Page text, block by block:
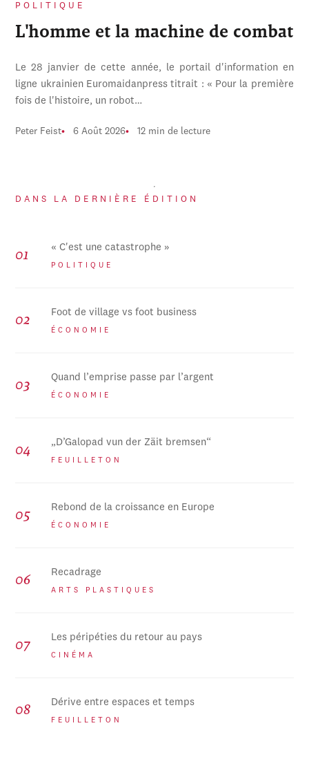
POLITIQUE
L'homme et la machine de combat
Le 28 janvier de cette année, le portail d'information en
ligne ukrainien Euromaidanpress titrait : « Pour la première
fois de l'histoire, un robot…
Peter Feist 6 Août 2026 12 min de lecture
DANS LA DERNIÈRE ÉDITION
« C'est une catastrophe »
POLITIQUE
Foot de village vs foot business
ÉCONOMIE
Quand l’emprise passe par l’argent
ÉCONOMIE
„D’Galopad vun der Zäit bremsen“
FEUILLETON
Rebond de la croissance en Europe
ÉCONOMIE
Recadrage
ARTS PLASTIQUES
Les péripéties du retour au pays
CINÉMA
Dérive entre espaces et temps
FEUILLETON